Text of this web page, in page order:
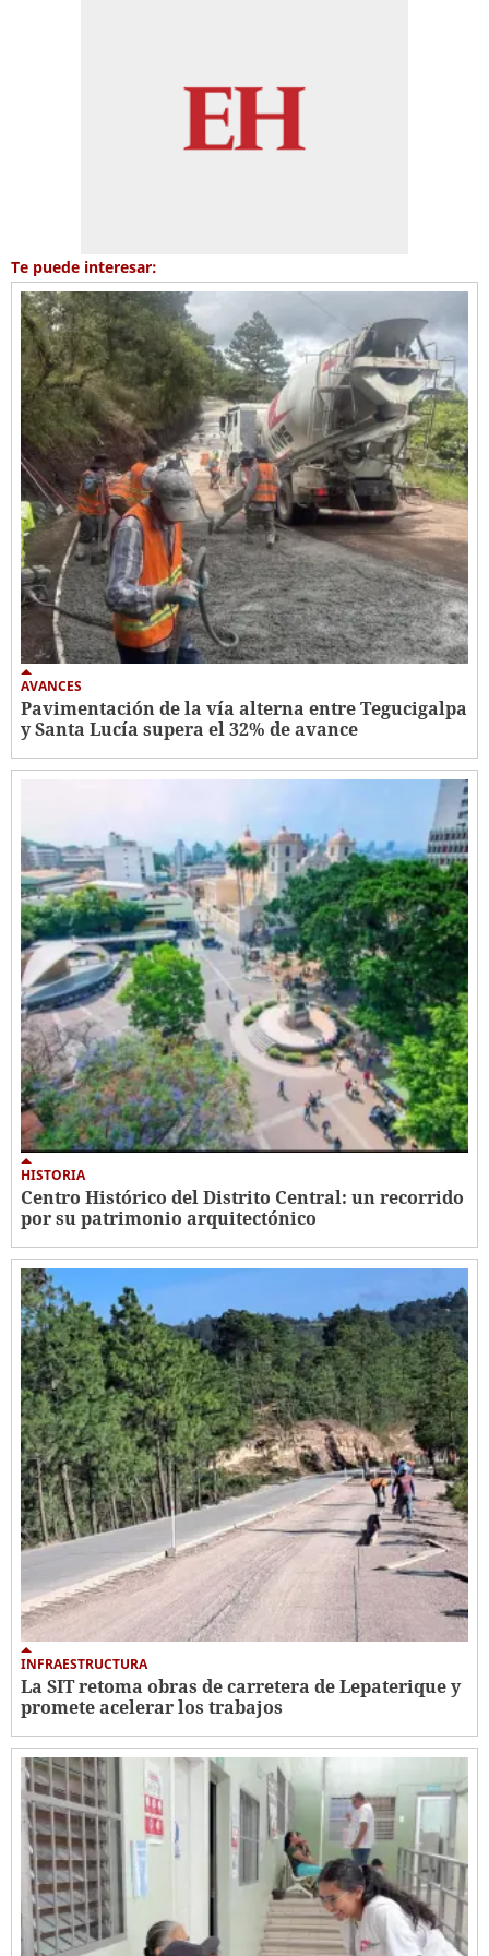
Te puede interesar:
AVANCES
Pavimentación de la vía alterna entre Tegucigalpa
y Santa Lucía supera el 32% de avance
HISTORIA
Centro Histórico del Distrito Central: un recorrido
por su patrimonio arquitectónico
INFRAESTRUCTURA
La SIT retoma obras de carretera de Lepaterique y
promete acelerar los trabajos